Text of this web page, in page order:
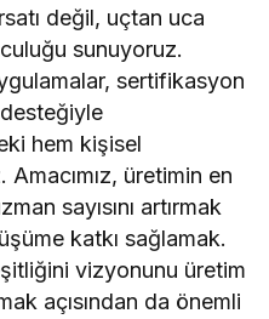
değil, uçtan uca
sunuyoruz.
sertifikasyon
hem kişisel
üretimin en
sayısını artırmak
katkı sağlamak.
vizyonunu üretim
açısından da önemli